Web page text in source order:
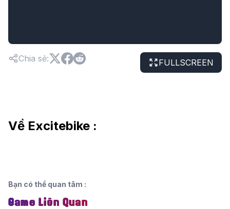
Chia sẻ: FULLSCREEN
Về Excitebike :
Bạn có thể quan tâm :
Game Liên Quan